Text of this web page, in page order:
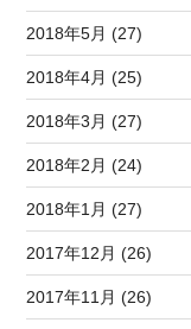
2018年5月 (27)
2018年4月 (25)
2018年3月 (27)
2018年2月 (24)
2018年1月 (27)
2017年12月 (26)
2017年11月 (26)